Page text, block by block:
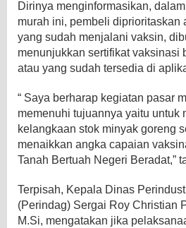
Dirinya menginformasikan,
murah ini, pembeli diprioritaskan
yang sudah menjalani vaksin,
menunjukkan sertifikat vaksinasi
atau yang sudah tersedia di
“ Saya berharap kegiatan pasar
memenuhi tujuannya yaitu untuk
kelangkaan stok minyak goreng
menaikkan angka capaian
Tanah Bertuah Negeri Beradat,”
Terpisah, Kepala Dinas
(Perindag) Sergai Roy Christian
M.Si, mengatakan jika